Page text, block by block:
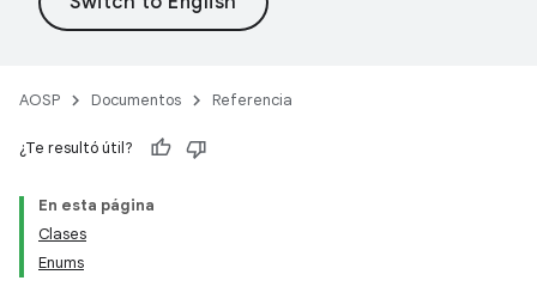
AOSP Documentos Referencia
¿Te resultó útil?
En esta página
Clases
Enums